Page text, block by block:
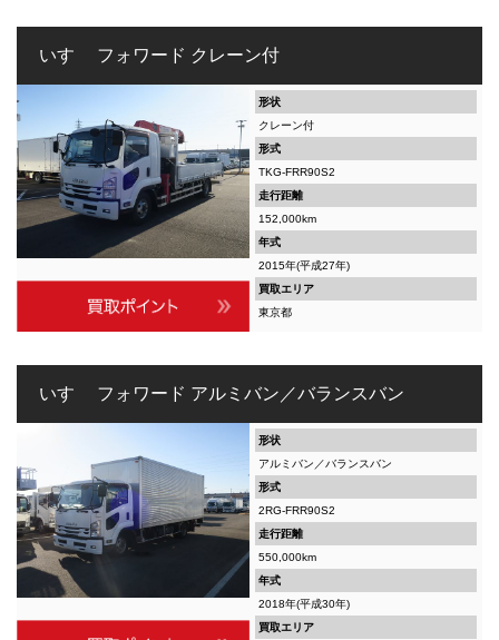
いすゞ フォワード クレーン付
形状
クレーン付
形式
TKG-FRR90S2
走行距離
152,000km
年式
2015年(平成27年)
買取エリア
東京都
いすゞ フォワード アルミバン／バランスバン
形状
アルミバン／バランスバン
形式
2RG-FRR90S2
走行距離
550,000km
年式
2018年(平成30年)
買取エリア